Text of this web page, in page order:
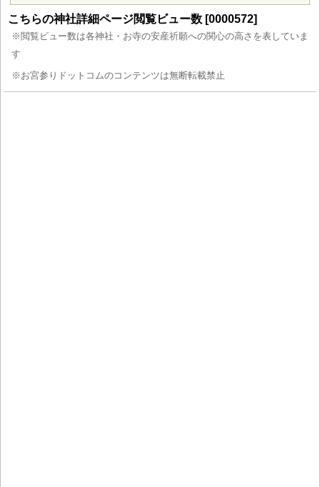
こちらの神社詳細ページ閲覧ビュー数 [0000572]
※閲覧ビュー数は各神社・お寺の安産祈願への関心の高さを表していま
す
※お宮参りドットコムのコンテンツは無断転載禁止